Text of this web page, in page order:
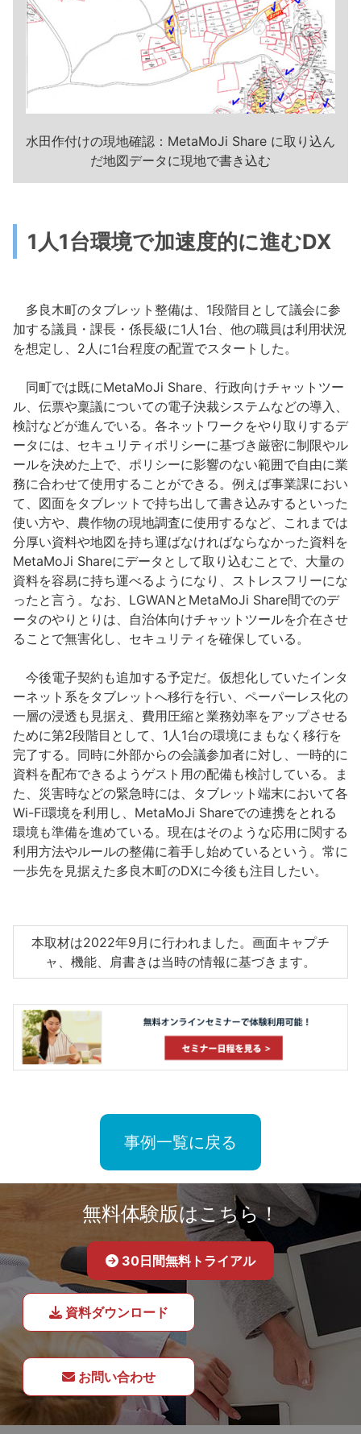
水田作付けの現地確認：MetaMoJi Share に取り込ん
だ地図データに現地で書き込む
1人1台環境で加速度的に進むDX
多良木町のタブレット整備は、1段階目として議会に参
加する議員・課長・係長級に1人1台、他の職員は利用状況
を想定し、2人に1台程度の配置でスタートした。
同町では既にMetaMoJi Share、行政向けチャットツー
ル、伝票や稟議についての電子決裁システムなどの導入、
検討などが進んでいる。各ネットワークをやり取りするデ
ータには、セキュリティポリシーに基づき厳密に制限やル
ールを決めた上で、ポリシーに影響のない範囲で自由に業
務に合わせて使用することができる。例えば事業課におい
て、図面をタブレットで持ち出して書き込みするといった
使い方や、農作物の現地調査に使用するなど、これまでは
分厚い資料や地図を持ち運ばなければならなかった資料を
MetaMoJi Shareにデータとして取り込むことで、大量の
資料を容易に持ち運べるようになり、ストレスフリーにな
ったと言う。なお、LGWANとMetaMoJi Share間でのデ
ータのやりとりは、自治体向けチャットツールを介在させ
ることで無害化し、セキュリティを確保している。
今後電子契約も追加する予定だ。仮想化していたインタ
ーネット系をタブレットへ移行を行い、ペーパーレス化の
一層の浸透も見据え、費用圧縮と業務効率をアップさせる
ために第2段階目として、1人1台の環境にまもなく移行を
完了する。同時に外部からの会議参加者に対し、一時的に
資料を配布できるようゲスト用の配備も検討している。ま
た、災害時などの緊急時には、タブレット端末において各
Wi-Fi環境を利用し、MetaMoJi Shareでの連携をとれる
環境も準備を進めている。現在はそのような応用に関する
利用方法やルールの整備に着手し始めているという。常に
一歩先を見据えた多良木町のDXに今後も注目したい。
本取材は2022年9月に行われました。画面キャプチ
ャ、機能、肩書きは当時の情報に基づきます。
事例一覧に戻る
無料体験版はこちら！
30日間無料トライアル
資料ダウンロード
お問い合わせ